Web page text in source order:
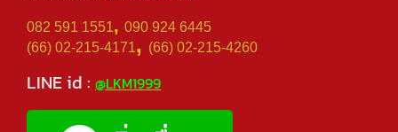
082 591 1551, 090 924 6445
(66) 02-215-4171, (66) 02-215-4260
LINE id : @LKM1999